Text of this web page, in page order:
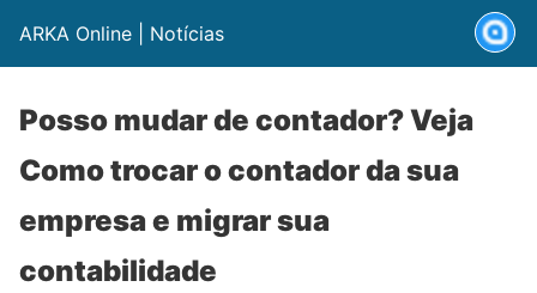
ARKA Online | Notícias
Posso mudar de contador? Veja
Como trocar o contador da sua
empresa e migrar sua
contabilidade